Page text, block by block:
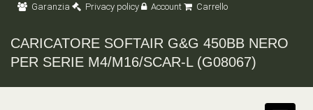
Garanzia
Privacy policy Account Carrello
CARICATORE SOFTAIR G&G 450BB NERO
PER SERIE M4/M16/SCAR-L (G08067)